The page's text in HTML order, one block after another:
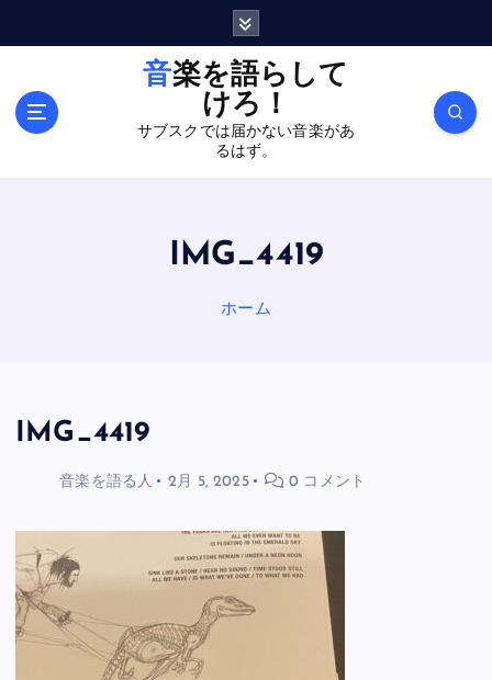
音楽を語らして
けろ！
サブスクでは届かない音楽があ
るはず。
IMG_4419
ホーム
IMG_4419
音楽を語る人 2月 5, 2025 0 コメント